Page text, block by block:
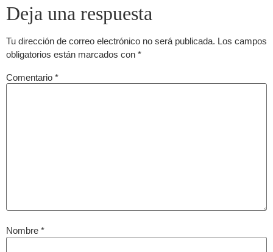
Deja una respuesta
Tu dirección de correo electrónico no será publicada. Los campos
obligatorios están marcados con *
Comentario *
Nombre *